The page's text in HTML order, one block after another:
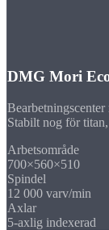
DMG Mori
Stabilt nog för
Arbetsområde
700×560×510
Spindel
12 000 varv/min
Axlar
5-axlig indexerad